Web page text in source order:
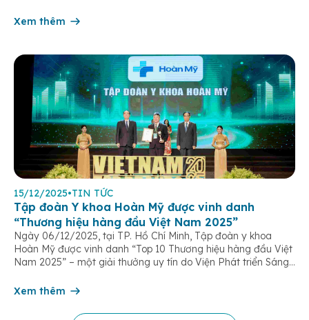
âm thầm đồng hành trên […]
Xem thêm
15/12/2025•TIN TỨC
Tập đoàn Y khoa Hoàn Mỹ được vinh danh
“Thương hiệu hàng đầu Việt Nam 2025”
Ngày 06/12/2025, tại TP. Hồ Chí Minh, Tập đoàn y khoa
Hoàn Mỹ được vinh danh “Top 10 Thương hiệu hàng đầu Việt
Nam 2025” – một giải thưởng uy tín do Viện Phát triển Sáng
cứu Phát triển Doanh nghiệp Châu Á […]
Xem thêm